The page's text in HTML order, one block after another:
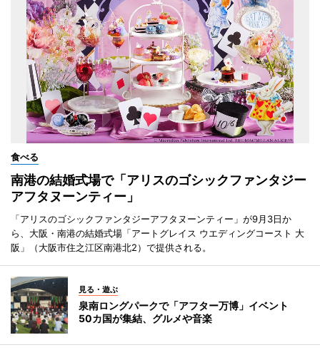
食べる
南港の結婚式場で「アリスのゴシックファンタジー
アフタヌーンティー」
「アリスのゴシックファンタジーアフタヌーンティー」が9月3日か
ら、大阪・南港の結婚式場「アートグレイス ウエディングコースト 大
阪」（大阪市住之江区南港北2）で提供される。
見る・遊ぶ
泉南ロングパークで「アフター万博」イベント
50カ国が集結、グルメや音楽